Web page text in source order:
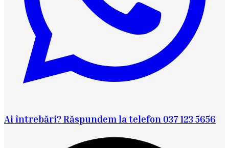
Ai întrebări? Răspundem la telefon 037 123 5656